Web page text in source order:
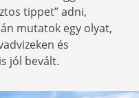
tippet” adni,
mutatok egy olyat,
és
jól bevált.